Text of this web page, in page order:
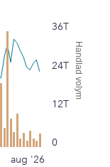
Handlad volym
aug '26
0
12T
24T
36T